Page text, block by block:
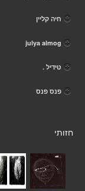
חיה קליין
julya almog
טידיל .
פנס פנס
חזותי